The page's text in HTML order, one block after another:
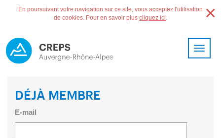
En poursuivant votre navigation sur ce site, vous acceptez l'utilisation
de cookies. Pour en savoir plus cliquez ici. ×
Toggle
DÉJÀ MEMBRE
E-mail